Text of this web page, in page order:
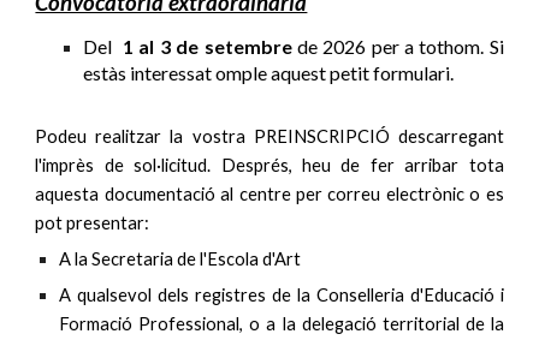
Del 1 al 3de setembrede 2026 per atothom. Si
estàs interessat omple aquest petit formulari.
Podeu realitzar la vostra PREINSCRIPCIÓ descarregant
l'imprès de sol·licitud. Després, heu de fer arribar tota
aquesta documentació al centreper correu electrònic o es
pot presentar:
A la Secretaria de l'Escola d'Art
A qualsevol dels registres de la Conselleria d'Educació i
Formació Professional, o a la delegació territorial de la